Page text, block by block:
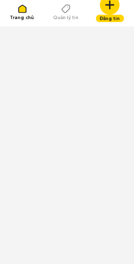
Trang chủ Quản lý tin Đăng tin